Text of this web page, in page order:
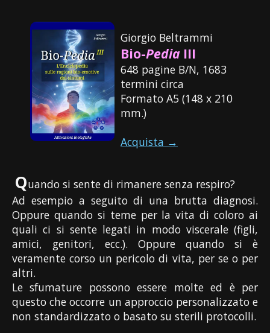
Giorgio Beltrammi
Bio-Pedia III
648 pagine B/N, 1683
termini circa
Formato A5 (148 x 210
mm.)
Acquista →
Quando si sente di rimanere senza respiro?
Ad esempio a seguito di una brutta diagnosi.
Oppure quando si teme per la vita di coloro ai
quali ci si sente legati in modo viscerale (figli,
amici, genitori, ecc.). Oppure quando si è
veramente corso un pericolo di vita, per se o per
altri.
Le sfumature possono essere molte ed è per
questo che occorre un approccio personalizzato e
non standardizzato o basato su sterili protocolli.